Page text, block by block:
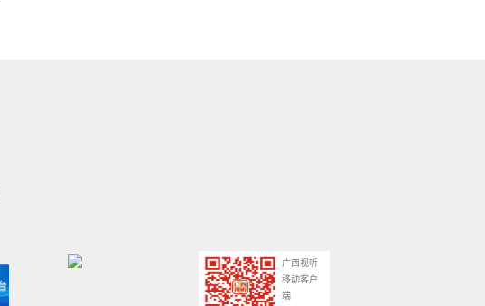
广西视听
移动客户
端